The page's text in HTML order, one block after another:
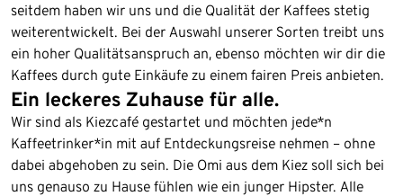
seitdem haben wir uns und die Qualität der Kaffees stetig
weiterentwickelt. Bei der Auswahl unserer Sorten treibt uns
ein hoher Qualitätsanspruch an, ebenso möchten wir dir die
Kaffees durch gute Einkäufe zu einem fairen Preis anbieten.
Ein leckeres Zuhause für alle.
Wir sind als Kiezcafé gestartet und möchten jede*n
Kaffeetrinker*in mit auf Entdeckungsreise nehmen – ohne
dabei abgehoben zu sein. Die Omi aus dem Kiez soll sich bei
uns genauso zu Hause fühlen wie ein junger Hipster. Alle